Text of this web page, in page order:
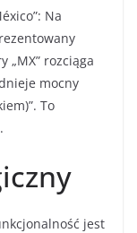
Na
„MX” rozciąga
mocny
To
jest